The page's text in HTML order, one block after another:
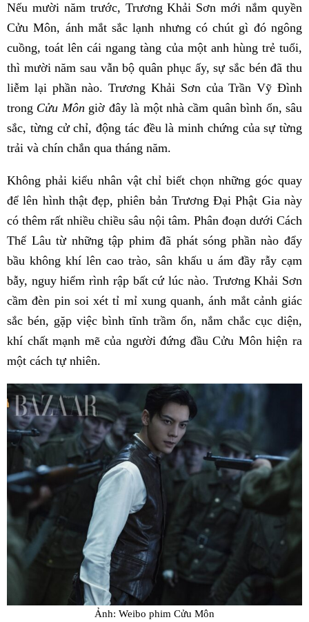
Nếu mười năm trước, Trương Khải Sơn mới nắm quyền
Cửu Môn, ánh mắt sắc lạnh nhưng có chút gì đó ngông
cuồng, toát lên cái ngang tàng của một anh hùng trẻ tuổi,
thì mười năm sau vẫn bộ quân phục ấy, sự sắc bén đã thu
liễm lại phần nào. Trương Khải Sơn của Trần Vỹ Đình
trong Cửu Môn giờ đây là một nhà cầm quân bình ổn, sâu
sắc, từng cử chỉ, động tác đều là minh chứng của sự từng
trải và chín chắn qua tháng năm.
Không phải kiểu nhân vật chỉ biết chọn những góc quay
để lên hình thật đẹp, phiên bản Trương Đại Phật Gia này
có thêm rất nhiều chiều sâu nội tâm. Phân đoạn dưới Cách
Thế Lâu từ những tập phim đã phát sóng phần nào đẩy
bầu không khí lên cao trào, sân khấu u ám đầy rẫy cạm
bẫy, nguy hiểm rình rập bất cứ lúc nào. Trương Khải Sơn
cầm đèn pin soi xét tỉ mỉ xung quanh, ánh mắt cảnh giác
sắc bén, gặp việc bình tĩnh trầm ổn, nắm chắc cục diện,
khí chất mạnh mẽ của người đứng đầu Cửu Môn hiện ra
một cách tự nhiên.
Ảnh: Weibo phim Cửu Môn